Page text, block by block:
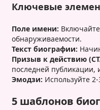
Ключевые
Поле имени:
обнаруживаемости.
Текст биографии:
Призыв к действию
последней публикации,
Эмодзи: Используйте
5 шаблонов